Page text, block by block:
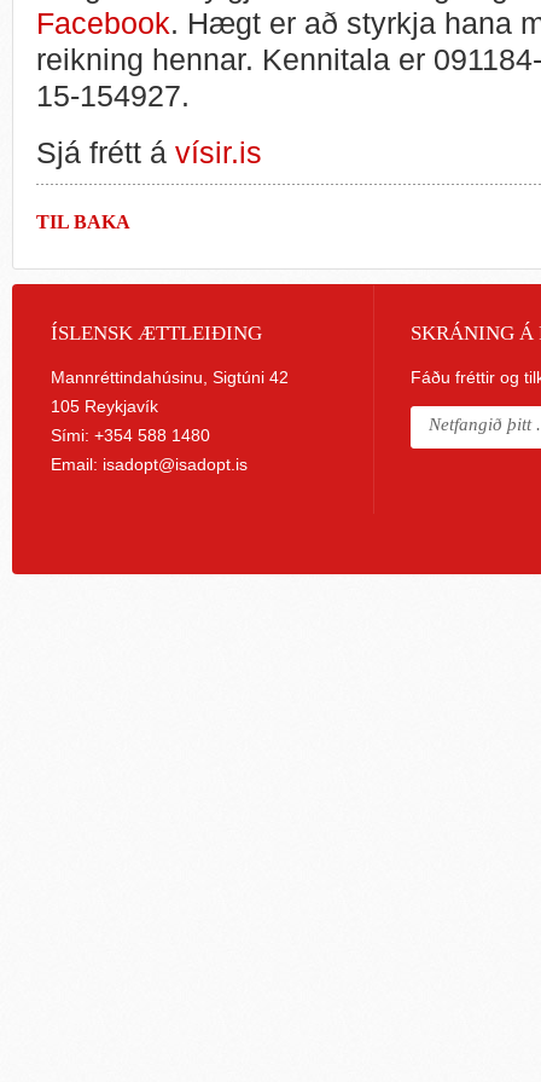
Facebook. Hægt er að styrkja hana
reikning hennar. Kennitala er
15-154927.
Sjá frétt á vísir.is
TIL BAKA
ÍSLENSK ÆTTLEIÐING
Mannréttindahúsinu, Sigtúni 42
105 Reykjavík
Sími: +354 588 1480
Email: isadopt@isadopt.is
SKRÁNING Á
Fáðu fréttir og